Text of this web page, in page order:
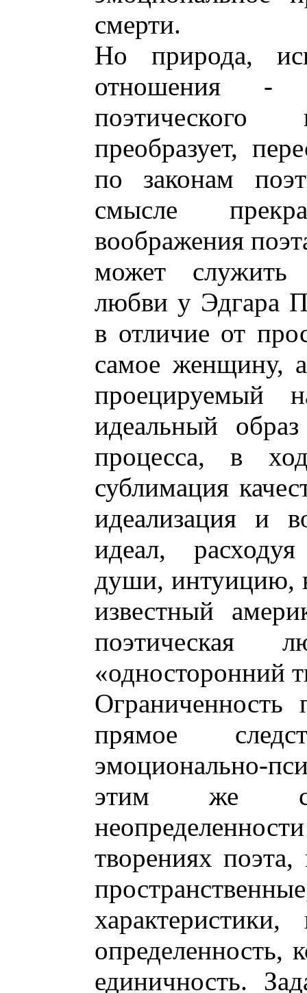
смерти.
Но природа,
отношения -
поэтического
преобразует,
по законам
смысле
воображения
может служить
любви у Эдгара
в отличие от
самое женщину,
проецируемый
идеальный образ
процесса, в
сублимация
идеализация и
идеал,
души, интуицию,
известный
«односторонний
прямое
эмоционально-
этим же
творениях поэта,
определенность,
единичность.